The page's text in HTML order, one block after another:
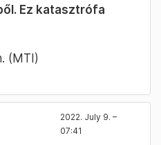
Ez katasztrófa
(MTI)
2022. July 9. –
07:41